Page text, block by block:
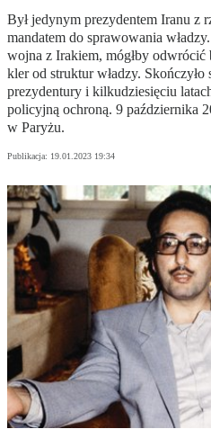
Był jedynym prezydentem Iranu z
mandatem do sprawowania
wojna z Irakiem, mógłby odwrócić
kler od struktur władzy. Skończyło
prezydentury i kilkudziesięciu
policyjną ochroną. 9 października
w Paryżu.
Publikacja: 19.01.2023 19:34